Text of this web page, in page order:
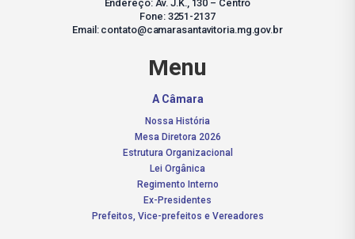
Endereço: Av. J.K., 130 – Centro
Fone: 3251-2137
Email: contato@camarasantavitoria.mg.gov.br
Menu
A Câmara
Nossa História
Mesa Diretora 2026
Estrutura Organizacional
Lei Orgânica
Regimento Interno
Ex-Presidentes
Prefeitos, Vice-prefeitos e Vereadores